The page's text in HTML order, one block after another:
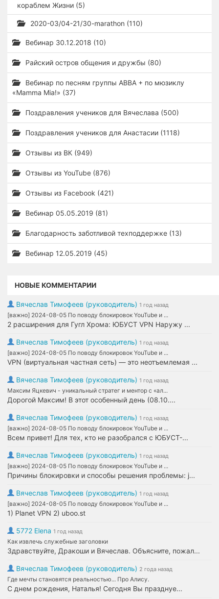
кораблем Жизни (5)
2020-03/04-21/30-marathon (110)
Вебинар 30.12.2018 (10)
Райский остров общения и дружбы (80)
Вебинар по песням группы ABBA + по мюзиклу
«Mamma Mia!» (37)
Поздравления учеников для Вячеслава (500)
Поздравления учеников для Анастасии (1118)
Отзывы из ВК (949)
Отзывы из YouTube (876)
Отзывы из Facebook (421)
Вебинар 05.05.2019 (81)
Благодарность заботливой техподдержке (13)
Вебинар 12.05.2019 (45)
НОВЫЕ КОММЕНТАРИИ
Вячеслав Тимофеев (руководитель) 1 год назад
[важно] 2024-08-05 По поводу блокировок YouTube и ...
2 расширения для Гугл Хрома: ЮБУСТ VPN Наружу ...
Вячеслав Тимофеев (руководитель) 1 год назад
[важно] 2024-08-05 По поводу блокировок YouTube и ...
VPN (виртуальная частная сеть) — это неотъемлемая ...
Вячеслав Тимофеев (руководитель) 1 год назад
Максим Яцкевич - уникальный стратег и ментор с «ал...
Дорогой Максим! В этот особенный день (08.10....
Вячеслав Тимофеев (руководитель) 1 год назад
[важно] 2024-08-05 По поводу блокировок YouTube и ...
Всем привет! Для тех, кто не разобрался с ЮБУСТ-...
Вячеслав Тимофеев (руководитель) 1 год назад
[важно] 2024-08-05 По поводу блокировок YouTube и ...
Причины блокировки и способы решения проблемы: j...
Вячеслав Тимофеев (руководитель) 1 год назад
[важно] 2024-08-05 По поводу блокировок YouTube и ...
1) Planet VPN 2) uboo.st
5772 Elena 1 год назад
Как извлечь служебные заголовки
Здравствуйте, Дракоши и Вячеслав. Объясните, пожал...
Вячеслав Тимофеев (руководитель) 2 года назад
Где мечты становятся реальностью... Про Алису.
С днем рождения, Наталья! Сегодня Вы празднуе...